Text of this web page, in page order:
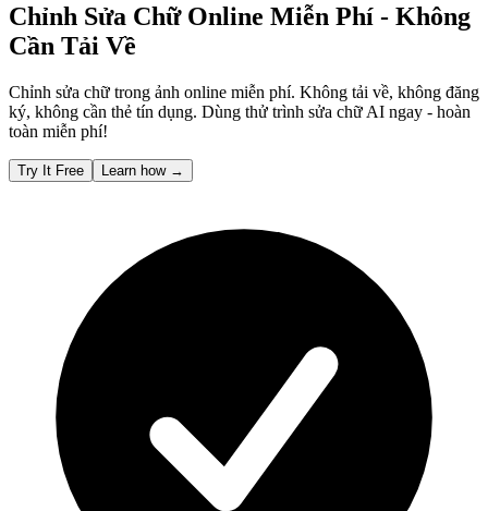
Chỉnh Sửa Chữ Online Miễn Phí - Không
Cần Tải Về
Chỉnh sửa chữ trong ảnh online miễn phí. Không tải về, không đăng
ký, không cần thẻ tín dụng. Dùng thử trình sửa chữ AI ngay - hoàn
toàn miễn phí!
Try It Free Learn how →